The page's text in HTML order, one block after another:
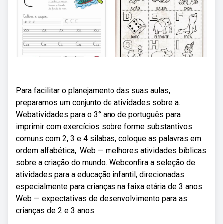
Para facilitar o planejamento das suas aulas,
preparamos um conjunto de atividades sobre a.
Webatividades para o 3° ano de português para
imprimir com exercícios sobre forme substantivos
comuns com 2, 3 e 4 silabas, coloque as palavras em
ordem alfabética,. Web — melhores atividades bíblicas
sobre a criação do mundo. Webconfira a seleção de
atividades para a educação infantil, direcionadas
especialmente para crianças na faixa etária de 3 anos.
Web — expectativas de desenvolvimento para as
crianças de 2 e 3 anos.